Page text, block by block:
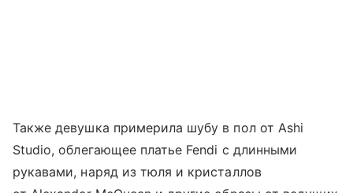
Также девушка примерила шубу в пол от Ashi
Studio, облегающее платье Fendi с длинными
рукавами, наряд из тюля и кристаллов